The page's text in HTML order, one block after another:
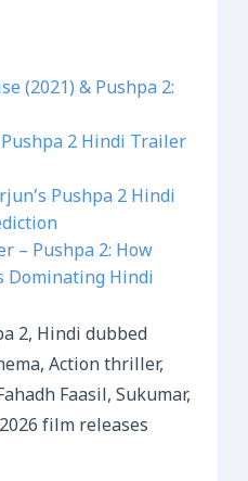
(2021) & Pushpa 2:
2 Hindi Trailer
Pushpa 2 Hindi
– Pushpa 2: How
Dominating Hindi
2, Hindi dubbed
Action thriller,
Faasil, Sukumar,
film releases